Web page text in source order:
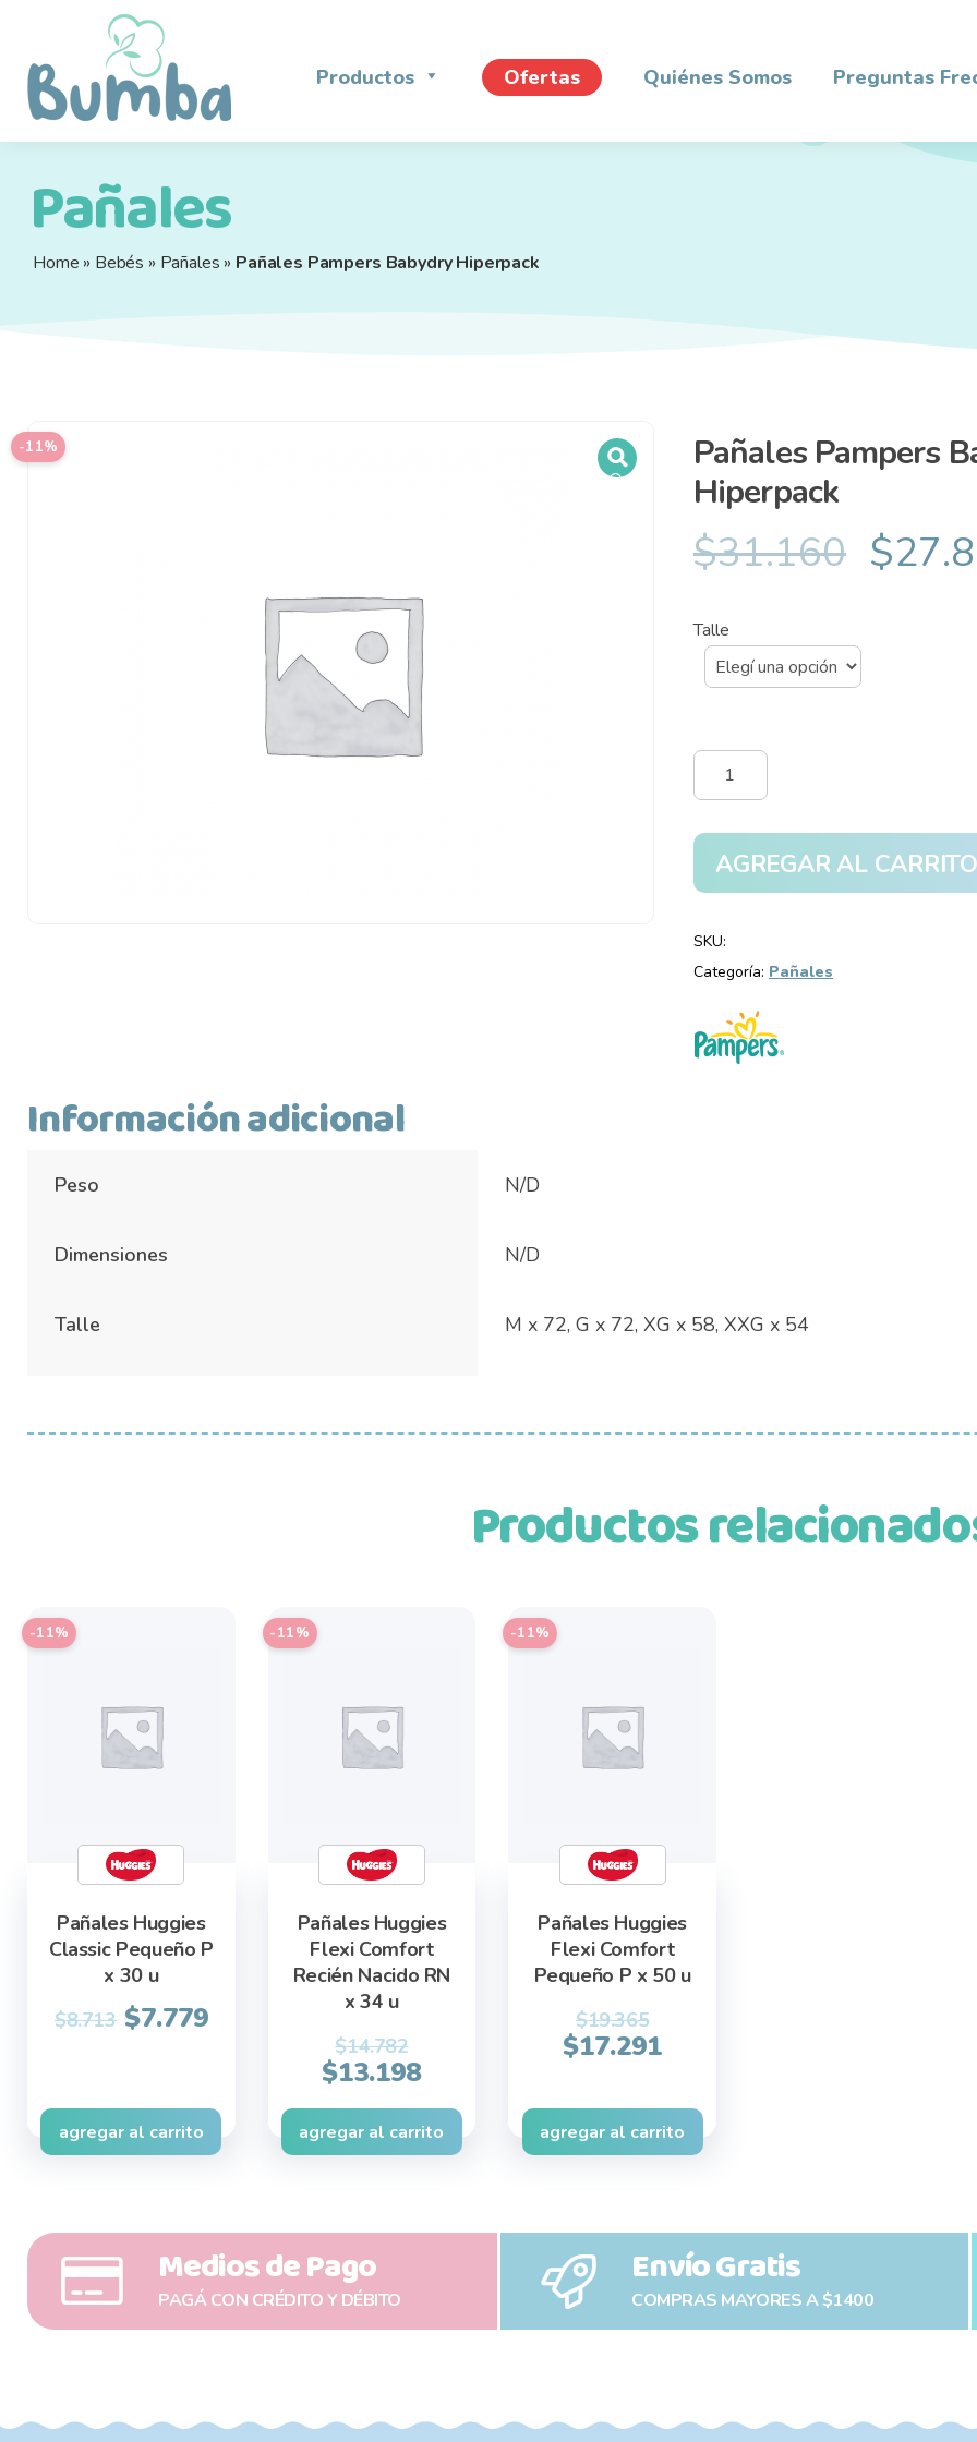
la
navegación
la
página
Productos Ofertas Quiénes Somos Preguntas
Home » Bebés » Pañales » Pañales Pampers Babydry Hiperpack
Pañales
-11%
🔍
Pañales Pampers
Hiperpack
$31.160 $
Talle
Pañales
Pampers
Hiperpack
cantidad
AGREGAR AL
SKU:
Categoría: Pañales
Información adicional
Peso N/D
Dimensiones N/D
Talle M x 72, G x 72, XG x 58, XXG x 54
Productos
Pañales Huggies
Classic Pequeño P
x 30 u
-11%
$8.713 Original
$8.713.
$7.779Current
$7.779.
agregar al carrito
Pañales Huggies
Flexi Comfort
Recién Nacido RN
x 34 u
-11%
$14.782
Original
price
was:
$14.782.
$13.198Current
price
is:
$13.198.
agregar al carrito
Pañales Huggies
Flexi Comfort
Pequeño P x 50 u
-11%
$19.365
Original
was:
$19.365.
$17.291Current
is:
$17.291.
agregar al carrito
Medios de Pago
PAGÁ CON CRÉDITO Y DÉBITO
Envío Gratis
COMPRAS MAYORES A $1400